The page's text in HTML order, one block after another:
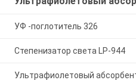
УФ -поглотитель 326
Степенизатор света LP-944
Ультрафиолетовый